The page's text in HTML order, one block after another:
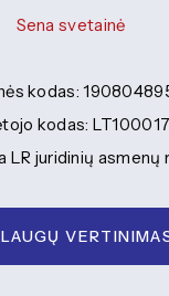
Sena svetainė
kodas:
kodas:
LR juridinių asmenų